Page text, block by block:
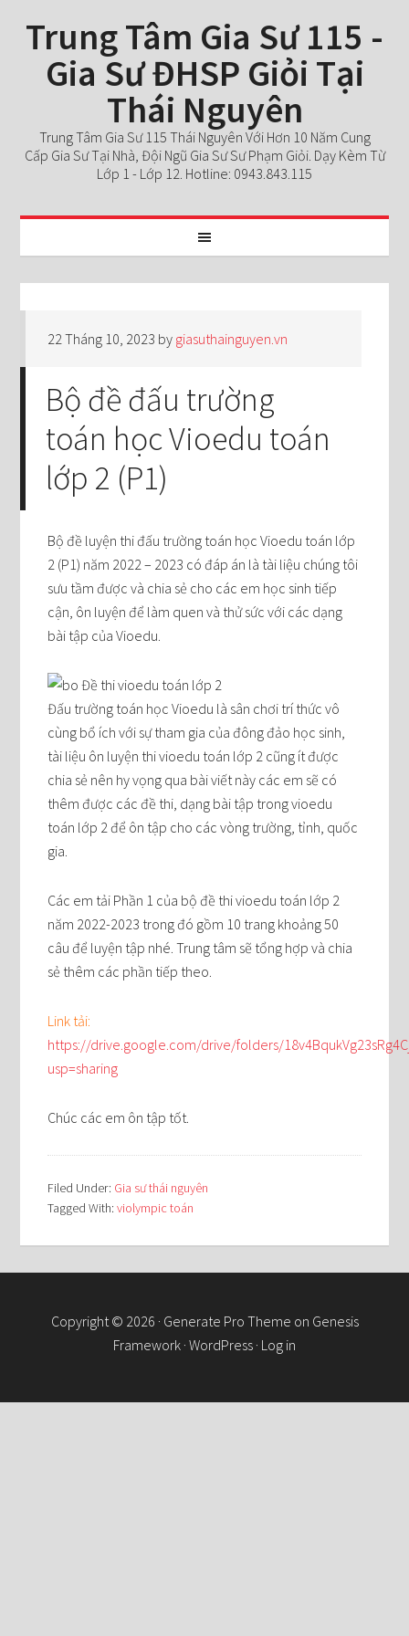
Trung Tâm Gia Sư 115 -
Gia Sư ĐHSP Giỏi Tại
Thái Nguyên
Trung Tâm Gia Sư 115 Thái Nguyên Với Hơn 10 Năm Cung
Cấp Gia Sư Tại Nhà, Đội Ngũ Gia Sư Sư Phạm Giỏi. Dạy Kèm Từ
Lớp 1 - Lớp 12. Hotline: 0943.843.115
22 Tháng 10, 2023 by giasuthainguyen.vn
Bộ đề đấu trường
toán học Vioedu toán
lớp 2 (P1)
Bộ đề luyện thi đấu trường toán học Vioedu toán lớp
2 (P1) năm 2022 – 2023 có đáp án là tài liệu chúng tôi
sưu tầm được và chia sẻ cho các em học sinh tiếp
cận, ôn luyện để làm quen và thử sức với các dạng
bài tập của Vioedu.
Đấu trường toán học Vioedu là sân chơi trí thức vô
cùng bổ ích với sự tham gia của đông đảo học sinh,
tài liệu ôn luyện thi vioedu toán lớp 2 cũng ít được
chia sẻ nên hy vọng qua bài viết này các em sẽ có
thêm được các đề thi, dạng bài tập trong vioedu
toán lớp 2 để ôn tập cho các vòng trường, tỉnh, quốc
gia.
Các em tải Phần 1 của bộ đề thi vioedu toán lớp 2
năm 2022-2023 trong đó gồm 10 trang khoảng 50
câu để luyện tập nhé. Trung tâm sẽ tổng hợp và chia
sẻ thêm các phần tiếp theo.
Link tải:
https://drive.google.com/drive/folders/
usp=sharing
Chúc các em ôn tập tốt.
Filed Under: Gia sư thái nguyên
Tagged With:violympic toán
Copyright © 2026 · Generate Pro Theme on Genesis
Framework · WordPress · Log in